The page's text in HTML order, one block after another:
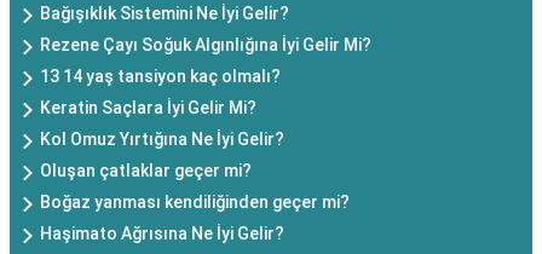
Bağışıklık Sistemini Ne İyi Gelir?
Rezene Çayı Soğuk Algınlığına İyi Gelir Mi?
13 14 yaş tansiyon kaç olmalı?
Keratin Saçlara İyi Gelir Mi?
Kol Omuz Yırtığına Ne İyi Gelir?
Oluşan çatlaklar geçer mi?
Boğaz yanması kendiliğinden geçer mi?
Haşimato Ağrısına Ne İyi Gelir?